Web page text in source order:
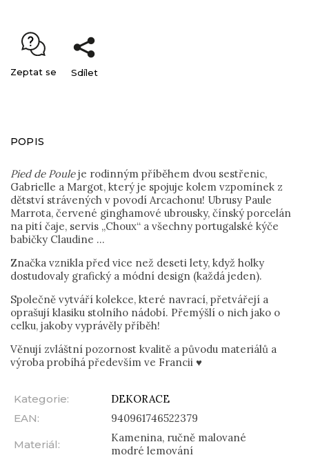
Zeptat se Sdílet
POPIS
Pied de Pouleje rodinným příběhem dvou sestřenic,
Gabrielle a Margot, který je spojuje kolem vzpomínek z
dětství strávených v povodí Arcachonu! Ubrusy Paule
Marrota, červené ginghamové ubrousky, čínský porcelán
na pití čaje, servis „Choux“ a všechny portugalské kýče
babičky Claudine …
Značka vznikla před vice než deseti lety, když holky
dostudovaly grafický a módní design (každá jeden).
Společně vytváří kolekce, které navrací, přetvářejí a
oprašují klasiku stolního nádobí. Přemýšlí o nich jako o
celku, jakoby vyprávěly příběh!
Věnují zvláštní pozornost kvalitě a původu materiálů a
výroba probíhá především ve Francii ♥
Kategorie:
DEKORACE
EAN:
940961746522379
Materiál:
Kamenina, ručně malované
modré lemování